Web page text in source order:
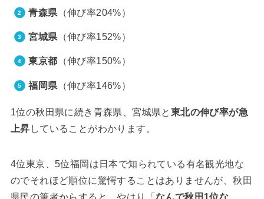
青森県 （伸び率204%）
宮城県 （伸び率152%）
東京都 （伸び率150%）
福岡県 （伸び率146%）
1位の秋田県に続き青森県、宮城県と 東北の伸び率が急
上昇 していることがわかります。
4位東京、5位福岡は日本で知られている有名観光地な
のでそれほど順位に驚愕することはありませんが、秋田
県民の筆者からすると、やはり「 なんで秋田1位な